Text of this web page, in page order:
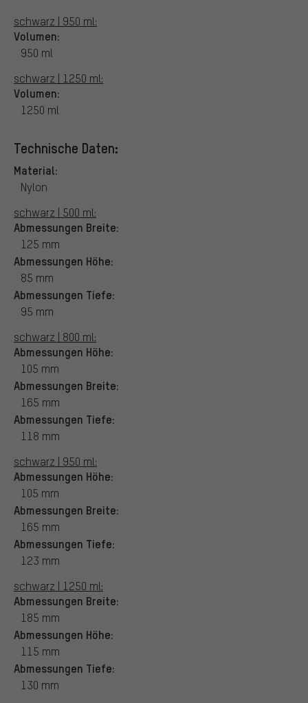
schwarz | 950 ml:
Volumen:
950 ml
schwarz | 1250 ml:
Volumen:
1250 ml
Technische Daten:
Material:
Nylon
schwarz | 500 ml:
Abmessungen Breite:
125 mm
Abmessungen Höhe:
85 mm
Abmessungen Tiefe:
95 mm
schwarz | 800 ml:
Abmessungen Höhe:
105 mm
Abmessungen Breite:
165 mm
Abmessungen Tiefe:
118 mm
schwarz | 950 ml:
Abmessungen Höhe:
105 mm
Abmessungen Breite:
165 mm
Abmessungen Tiefe:
123 mm
schwarz | 1250 ml:
Abmessungen Breite:
185 mm
Abmessungen Höhe:
115 mm
Abmessungen Tiefe:
130 mm